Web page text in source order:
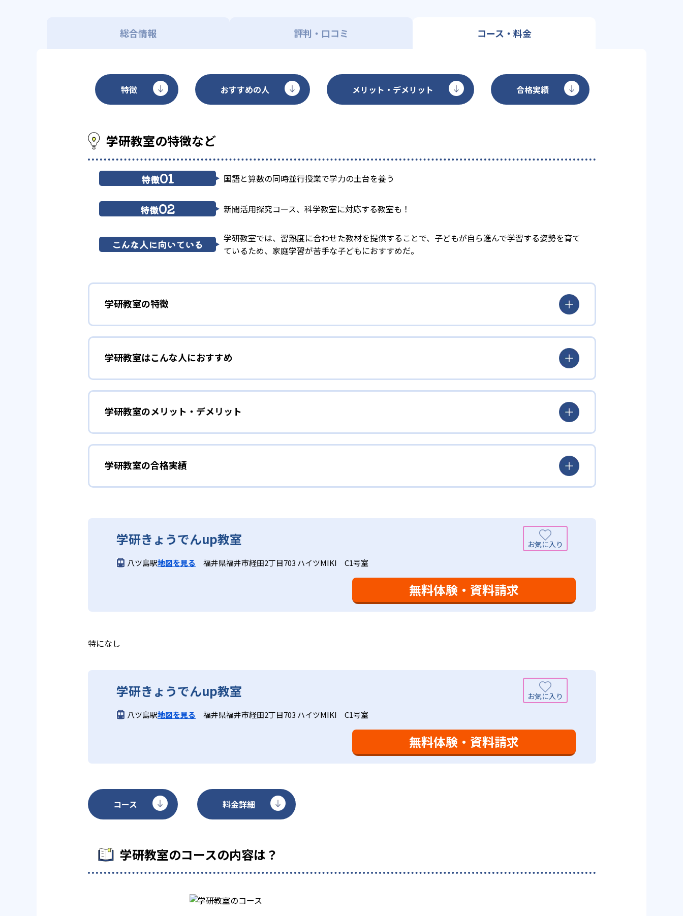
総合情報 評判・口コミ コース・料金
特徴 おすすめの人 メリット・デメリット 合格実績
学研教室の特徴など
特徴01 国語と算数の同時並行授業で学力の土台を養う
特徴02 新聞活用探究コース、科学教室に対応する教室も！
こんな人に向いている
学研教室では、習熟度に合わせた教材を提供することで、子どもが自ら進んで学習する姿勢を育て
ているため、家庭学習が苦手な子どもにおすすめだ。
学研教室の特徴
01 3歳から高校生まで「無学年方式」で個別指導
学研教室は、0･1･2歳から高校生までを対象として個別指導を行っている。学校の進度や学年にとらわれず、生徒の理解度を最優
先して学習を進める「無学年方式」を採用していることが特徴だ。この「無学年方式」では、生徒が個々のペースで学習すること
ができるため、一度立ち止まってわからないところをしっかり学習したり、余裕がある場合はどんどん先取り学習を進めたりする
02 生徒それぞれに最適化された学習計画を設計
学研教室の個別指導では、生徒一人ひとりの学力／適性をしっかり把握した上で学習の出発点を定め、生徒に最適化された学習計
画を設計する。また、生徒それぞれに最適な教材を提供すると共に、適切なアドバイスも実施。少しずつレベルアップするスモー
ルステップの教材となっているので、つまずくことなく、無理なく無駄なく学習ができる。「自分から進んで学習する」姿勢や態
03 週2回の教室学習と毎日の家庭学習
学研教室では、週2回の教室学習と毎日の家庭学習（宿題学習）の相乗効果を活かす形で生徒の学力向上を進める。週2回の教室学
供し、学習の習慣化と学力の定着を図っている。進度が早い子供は先取り学習も可能だ。
学研教室はこんな人におすすめ
勉強全体の底力を上げたい人向け
学研教室は、生徒の「わかった！」を重視する形で個別指導を行っている。無理なく学習を進められるよう「無学年方式」を採用
しており、わからない問題がある場合は立ち止まってじっくりと学習することができる。また、覚えた知識の量などで測りやすい
「見える力」だけでなく、学習に取り組む根気や意欲など「見えない力」の育成も重視。そのため、勉強全体の底力のようなもの
を向上させたい人に向いている。
てて考える力の育成を、国語では全ての学力の土台となる「読む力」「書く力」の育成に力を入れている。また、この2教科を切
り離さず、くり返し学習と毎日の家庭学習で学習させている。そのため、算数（数学）と国語の基礎力を上げたい人に向いてい
る。
長時間の勉強が苦手な人向け
学研教室では、小学生については、1回の学習時間を30～50分程度と設定している。この時間設定は、子どもが集中して学習でき
る時間が通常「学年×10分±10分」と考えられていることに由来するものだ。この限界を超えて勉強しても学習の効果は上がらな
学研教室のメリット・デメリット
どんなメリットがある？
学研教室が持つ最大のメリットは、学研の教材開発ノウハウを結集して制作した学習
教材を使用している点だ。この教材は、学習指導要領の内容を全てカバーしており、学校の勉強がよくわかるというもの。基礎か
ら応用まで、少しずつステップアップしながら身につけることができ、基礎固めから先取り学習まで対応している。算数と国語を
ている。
学研教室の先生は、研修会や勉強会で日々指導スキルを研鑽している。「子どもたちに学ぶ喜びを」「自信を」「生きる力を」と
いう理念のもとで生徒一人ひとりに向き合っており、生徒それぞれの「できるところ」「良いところ」を見つけて褒めるところか
ら学習をスタートする。この指導により生徒の「やる気」を引き出し、無理のない学習と確実な学力向上を進めている。また講師
は、最新の教育情報にも精通しており、学習相談や教育相談、保護者とのコミュニケーションにも対応している。
学研教室では、楽しく生き生きと学ぶことも重視している。人と人との触れ合いの中で学びを深めることにより、知・情・意のバ
学研教室のデメリットとしては、基礎をより重視している分、生徒によっては物足りなく感じる可能性がある点だろう。相性が気
になる場合は、近くの教室に問い合わせてみることを推奨する。
学研教室の合格実績
学研教室の合格実績は、公式サイトでは公開されていない。
学研きょうでんup教室
八ツ島駅地図を見る 福井県福井市経田2丁目703 ハイツMIKI C1号室
無料体験・資料請求
特になし
学研きょうでんup教室
八ツ島駅地図を見る 福井県福井市経田2丁目703 ハイツMIKI C1号室
無料体験・資料請求
コース 料金詳細
学研教室のコースの内容は？